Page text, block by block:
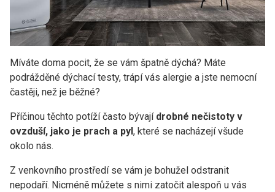
Míváte doma pocit, že se vám špatně dýchá? Máte
podrážděné dýchací testy, trápí vás alergie a jste nemocní
častěji, než je běžné?
Příčinou těchto potíží často bývají drobné nečistoty v
ovzduší, jako je prach a pyl, které se nacházejí všude
okolo nás.
Z venkovního prostředí se vám je bohužel odstranit
nepodaří. Nicméně můžete s nimi zatočit alespoň u vás